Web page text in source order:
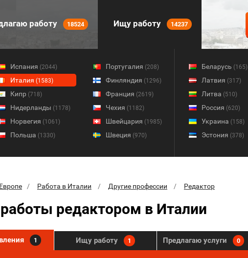
работу 18524 Ищу работу 14237
Испания (2044)
Италия (1583)
Кипр (718)
Нидерланды (1178)
Норвегия (1061)
Польша (1330)
Португалия (208)
Финляндия (1296)
Франция (2619)
Чехия (1182)
Швейцария (1985)
Швеция (970)
Беларусь (165)
Латвия (317)
Литва (510)
Россия (620)
Украина (158)
Эстония (378)
Работа в Италии Другие профессии Редактор
редактором в Италии
1 Ищу работу 1 Предлагаю услуги 0